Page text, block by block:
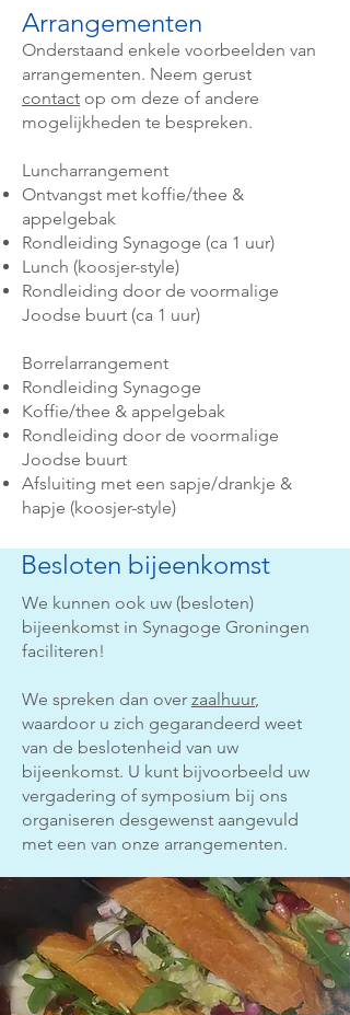
Arrangementen
Onderstaand enkele voorbeelden van
arrangementen. Neem gerust
contact op om deze of andere
mogelijkheden te bespreken.
Luncharrangement
Ontvangst met koffie/thee &
appelgebak
Rondleiding Synagoge (ca 1 uur)
Lunch (koosjer-style)
Rondleiding door de voormalige
Joodse buurt (ca 1 uur)
Borrelarrangement
Rondleiding Synagoge
Koffie/thee & appelgebak​
Rondleiding door de voormalige
Joodse buurt
Afsluiting met een sapje/drankje &
hapje (koosjer-style)
Besloten bijeenkomst
We kunnen ook uw (besloten)
bijeenkomst in Synagoge Groningen
faciliteren!
We spreken dan over zaalhuur,
waardoor u zich gegarandeerd weet
van de beslotenheid van uw
bijeenkomst. U kunt bijvoorbeeld uw
vergadering of symposium bij ons
organiseren desgewenst aangevuld
met een van onze arrangementen.